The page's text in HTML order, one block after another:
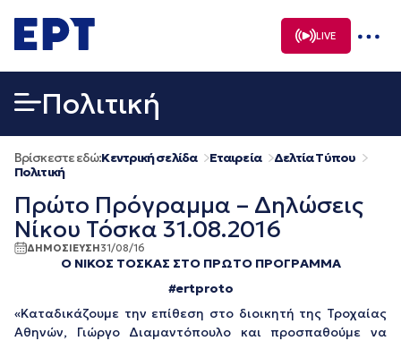
σε
περιεχόμενο
LIVE
Πολιτική
Βρίσκεστε εδώ:Κεντρική σελίδα Εταιρεία
Δελτία Τύπου
Πολιτική
Πρώτο Πρόγραμμα – Δηλώσεις
Νίκου Τόσκα 31.08.2016
ΔΗΜΟΣΙΕΥΣΗ31/08/16
Ο ΝΙΚΟΣ ΤΟΣΚΑΣ ΣΤΟ ΠΡΩΤO ΠΡΟΓΡΑΜΜΑ
#ertproto
«Καταδικάζουμε την επίθεση στο διοικητή της Τροχαίας
Αθηνών, Γιώργο Διαμαντόπουλο και προσπαθούμε να